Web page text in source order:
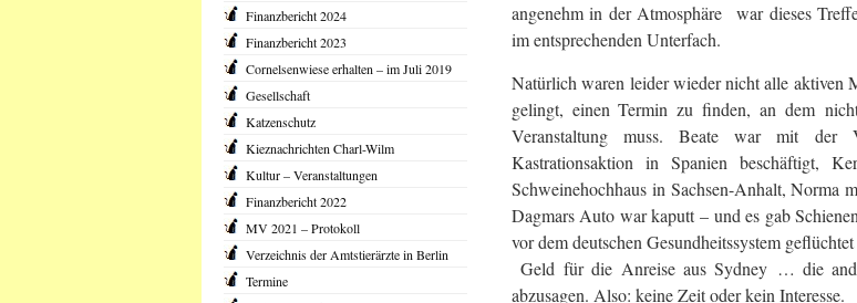
angenehm in der Atmosphäre war dieses
im entsprechenden Unterfach.
Natürlich waren leider wieder nicht alle aktiven
gelingt, einen Termin zu finden, an dem
Veranstaltung muss. Beate war mit der
Kastrationsaktion in Spanien beschäftigt,
Schweinehochhaus in Sachsen-Anhalt, Norma
Dagmars Auto war kaputt – und es gab
vor dem deutschen Gesundheitssystem
Geld für die Anreise aus Sydney … die
abzusagen. Also: keine Zeit oder kein Interesse.
Finanzbericht 2024
Finanzbericht 2023
Cornelsenwiese erhalten – im Juli 2019
Gesellschaft
Katzenschutz
Kieznachrichten Charl-Wilm
Kultur – Veranstaltungen
Finanzbericht 2022
MV 2021 – Protokoll
Verzeichnis der Amtstierärzte in Berlin
Termine